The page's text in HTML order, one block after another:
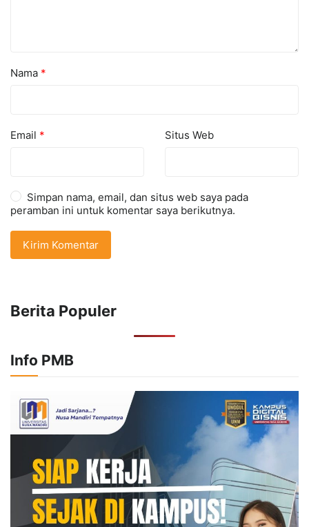
Nama *
Email * Situs Web
Simpan nama, email, dan situs web saya pada
peramban ini untuk komentar saya berikutnya.
Berita Populer
Info PMB